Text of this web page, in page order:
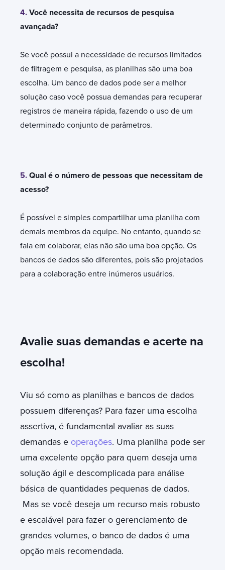
4. Você necessita de recursos de pesquisa
avançada?
Se você possui a necessidade de recursos limitados
de filtragem e pesquisa, as planilhas são uma boa
escolha. Um banco de dados pode ser a melhor
solução caso você possua demandas para recuperar
registros de maneira rápida, fazendo o uso de um
determinado conjunto de parâmetros.
5. Qual é o número de pessoas que necessitam de
acesso?
É possível e simples compartilhar uma planilha com
demais membros da equipe. No entanto, quando se
fala em colaborar, elas não são uma boa opção. Os
bancos de dados são diferentes, pois são projetados
para a colaboração entre inúmeros usuários.
Avalie suas demandas e acerte na
escolha!
Viu só como as planilhas e bancos de dados
possuem diferenças? Para fazer uma escolha
assertiva, é fundamental avaliar as suas
demandas e operações. Uma planilha pode ser
uma excelente opção para quem deseja uma
solução ágil e descomplicada para análise
básica de quantidades pequenas de dados.
Mas se você deseja um recurso mais robusto
e escalável para fazer o gerenciamento de
grandes volumes, o banco de dados é uma
opção mais recomendada.